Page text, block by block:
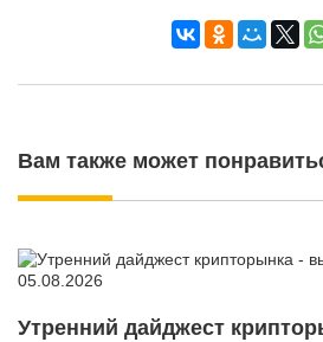
Вам также может
Утренний дайджест